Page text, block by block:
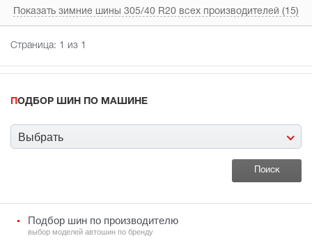
Показать зимние шины 305/40 R20 всех производителей (15)
Страница: 1 из 1
ПОДБОР ШИН ПО МАШИНЕ
Выбрать
Подбор шин по производителю
выбор моделей автошин по бренду